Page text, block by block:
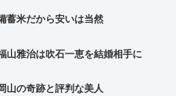
蓄米だから安いは当然
山雅治は吹石一恵を結婚相手に
山の奇跡と評判な美人